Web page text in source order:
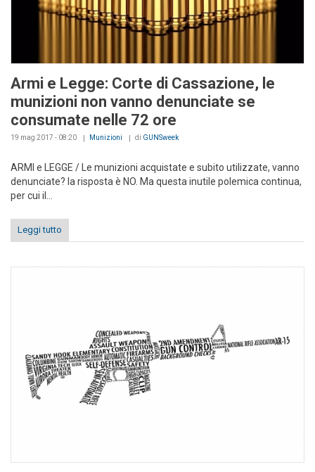
Armi e Legge: Corte di Cassazione, le
munizioni non vanno denunciate se
consumate nelle 72 ore
19 mag 2017 - 08:20 Munizioni di GUNSweek
ARMI e LEGGE / Le munizioni acquistate e subito utilizzate, vanno
denunciate? la risposta è NO. Ma questa inutile polemica continua,
per cui il...
Leggi tutto